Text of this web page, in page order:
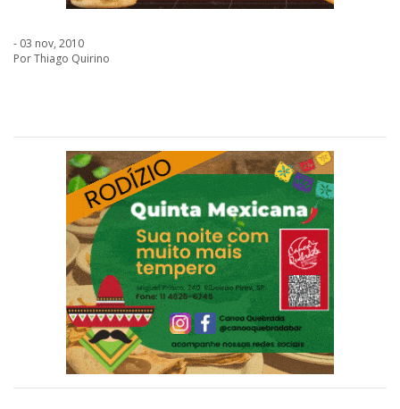
- 03 nov, 2010
Por Thiago Quirino